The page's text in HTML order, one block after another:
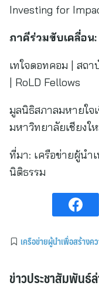
Investing for
ภาคีร่วมขับเคลื่อน:
เทใจดอทคอม | สถา
| RoLD Fellows
มูลนิธิสภาลมหายใจ
มหาวิทยาลัยเชียงใ
ที่มา: เครือข่ายผู้นำ
นิติธรรม
เครือข่ายผู้นำเพื่อสร้าง
ข่าวประชาสัมพันธ์